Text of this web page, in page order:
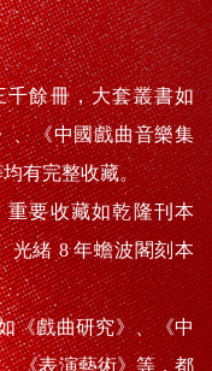
餘冊，大套叢書如
、《中國戲曲音樂集
有完整收藏。
要收藏如乾隆刊本
光緒 8 年蟾波閣刻本
《戲曲研究》、《中
《表演藝術》等，都